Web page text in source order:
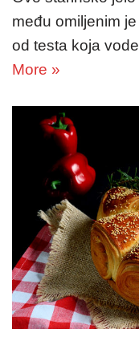
među omiljenim
od testa koja
More »